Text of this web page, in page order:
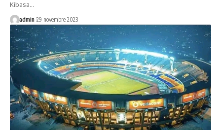
Kibasa…
admin 29 novembre 2023